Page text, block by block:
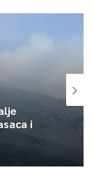
je zaključak
minisatar.
tekst zakona o
usvoji po
na vladi
i